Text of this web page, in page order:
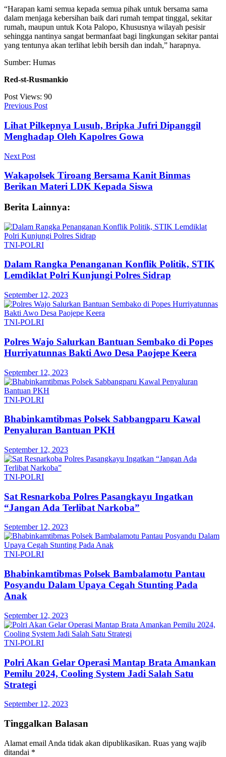
“Harapan kami semua kepada semua pihak untuk bersama sama
dalam menjaga kebersihan baik dari rumah tempat tinggal, sekitar
rumah, maupun untuk Kota Palopo, Khususnya wilayah pesisir
sehingga nantinya sangat bermanfaat bagi lingkungan sekitar pantai
yang tentunya akan terlihat lebih bersih dan indah,” harapnya.
Sumber: Humas
Red-st-Rusmankio
Post Views: 90
Previous Post
Lihat Pilkepnya Lusuh, Bripka Jufri Dipanggil
Menghadap Oleh Kapolres Gowa
Next Post
Wakapolsek Tiroang Bersama Kanit Binmas
Berikan Materi LDK Kepada Siswa
Berita Lainnya:
TNI-POLRI
Dalam Rangka Penanganan Konflik Politik, STIK
Lemdiklat Polri Kunjungi Polres Sidrap
September 12, 2023
TNI-POLRI
Polres Wajo Salurkan Bantuan Sembako di Popes
Hurriyatunnas Bakti Awo Desa Paojepe Keera
September 12, 2023
TNI-POLRI
Bhabinkamtibmas Polsek Sabbangparu Kawal
Penyaluran Bantuan PKH
September 12, 2023
TNI-POLRI
Sat Resnarkoba Polres Pasangkayu Ingatkan
“Jangan Ada Terlibat Narkoba”
September 12, 2023
TNI-POLRI
Bhabinkamtibmas Polsek Bambalamotu Pantau
Posyandu Dalam Upaya Cegah Stunting Pada
Anak
September 12, 2023
TNI-POLRI
Polri Akan Gelar Operasi Mantap Brata Amankan
Pemilu 2024, Cooling System Jadi Salah Satu
Strategi
September 12, 2023
Tinggalkan Balasan
Alamat email Anda tidak akan dipublikasikan. Ruas yang wajib
ditandai *